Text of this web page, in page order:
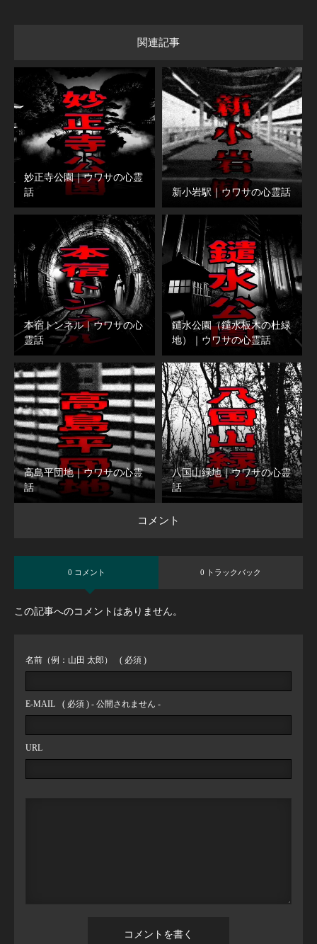
関連記事
妙正寺公園｜ウワサの心霊
話
新小岩駅｜ウワサの心霊話
本宿トンネル｜ウワサの心
霊話
鑓水公園（鑓水板木の杜緑
地）｜ウワサの心霊話
高島平団地｜ウワサの心霊
話
八国山緑地｜ウワサの心霊
話
コメント
0 コメント 0 トラックバック
この記事へのコメントはありません。
名前（例：山田 太郎） ( 必須 )
E-MAIL ( 必須 ) - 公開されません -
URL